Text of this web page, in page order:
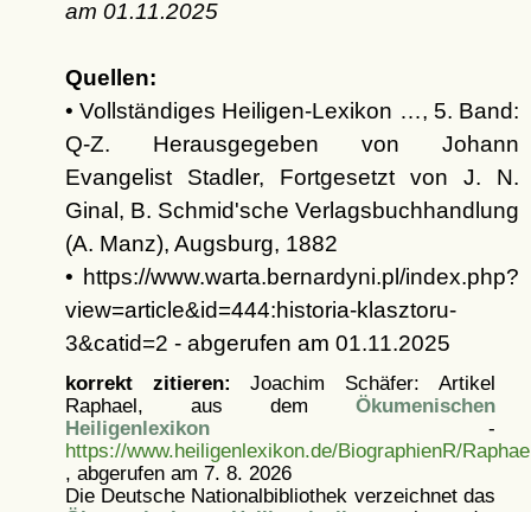
am 01.11.2025
Quellen:
• Vollständiges Heiligen-Lexikon …, 5. Band:
Q-Z. Herausgegeben von Johann
Evangelist Stadler, Fortgesetzt von J. N.
Ginal, B. Schmid'sche Verlagsbuchhandlung
(A. Manz), Augsburg, 1882
• https://www.warta.bernardyni.pl/index.php?
view=article&id=444:historia-klasztoru-
3&catid=2 - abgerufen am 01.11.2025
korrekt zitieren: Joachim Schäfer: Artikel
Raphael, aus dem Ökumenischen
Heiligenlexikon-
https://www.heiligenlexikon.de/BiographienR/
, abgerufen am 7. 8. 2026
Die Deutsche Nationalbibliothek verzeichnet das